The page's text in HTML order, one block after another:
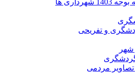
شهرداری ها
و تفریحی
شهر
تصاویر مردمی